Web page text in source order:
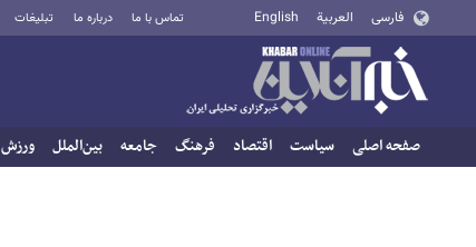
فارسی العربية English تماس با ما درباره ما تبلیغات
صفحه اصلی سیاست اقتصاد فرهنگ جامعه بین‌الملل ورزش